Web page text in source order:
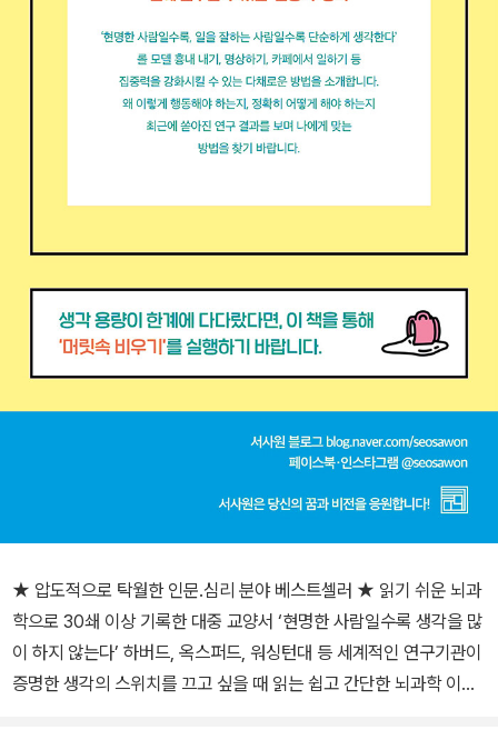
★ 압도적으로 탁월한 인문.심리 분야 베스트셀러 ★ 읽기 쉬운 뇌과
학으로 30쇄 이상 기록한 대중 교양서 ‘현명한 사람일수록 생각을 많
이 하지 않는다’ 하버드, 옥스퍼드, 워싱턴대 등 세계적인 연구기관이
증명한 생각의 스위치를 끄고 싶을 때 읽는 쉽고 간단한 뇌과학 이야